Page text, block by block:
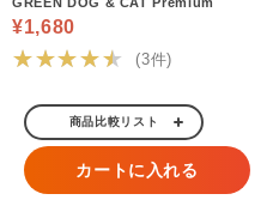
¥1,680
★★★★★ (3件)
商品比較リスト
カートに入れる